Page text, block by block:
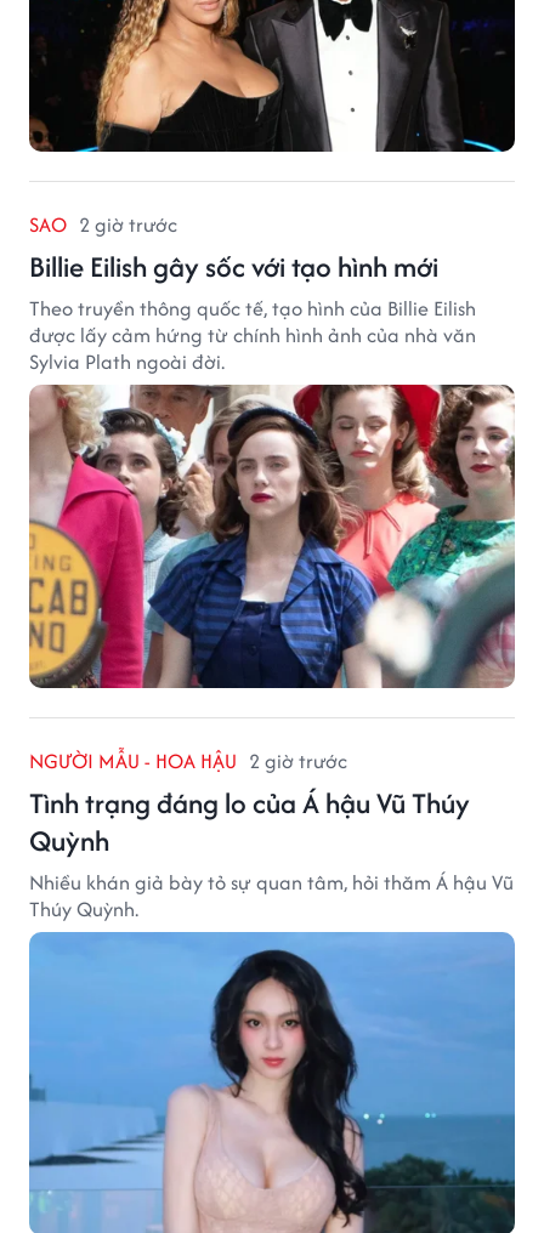
SAO 2 giờ trước
Billie Eilish gây sốc với tạo hình mới
Theo truyền thông quốc tế, tạo hình của Billie Eilish
được lấy cảm hứng từ chính hình ảnh của nhà văn
Sylvia Plath ngoài đời.
NGƯỜI MẪU - HOA HẬU 2 giờ trước
Tình trạng đáng lo của Á hậu Vũ Thúy
Quỳnh
Nhiều khán giả bày tỏ sự quan tâm, hỏi thăm Á hậu Vũ
Thúy Quỳnh.